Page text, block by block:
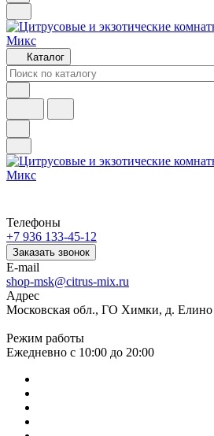
Каталог
Телефоны
+7 936 133-45-12
Заказать звонок
E-mail
shop-msk@citrus-mix.ru
Адрес
Московская обл., ГО Химки, д.
Режим работы
Ежедневно с 10:00 до 20:00